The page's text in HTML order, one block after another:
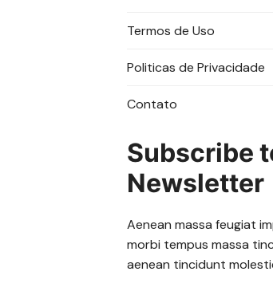
Termos de Uso
Politicas de Privacidade
Contato
Subscribe
Newsletter
Aenean massa feugiat
morbi tempus massa
aenean tincidunt